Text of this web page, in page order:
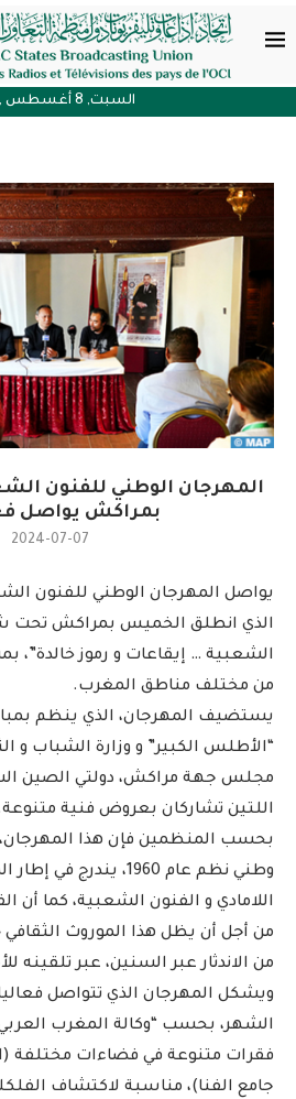
السبت, 8 أغسطس , 2026
بمراكش يواصل
2024-07-07
الذي انطلق الخميس بمراكش تحت
من مختلف مناطق المغرب.
يستضيف المهرجان، الذي ينظم
“الأطلس الكبير” و وزارة الشباب و
مجلس جهة مراكش، دولتي الصين
اللتين تشاركان بعروض فنية
بحسب المنظمين فإن هذا
وطني نظم عام 1960،
اللامادي و الفنون الشعبية، كما أن
من أجل أن يظل هذا الموروث
من الاندثار عبر السنين، عبر تلقينه
ويشكل المهرجان الذي تتواصل
الشهر، بحسب “وكالة المغرب العربي
فقرات متنوعة في فضاءات مختلفة
جامع الفنا)، مناسبة لاكتشاف